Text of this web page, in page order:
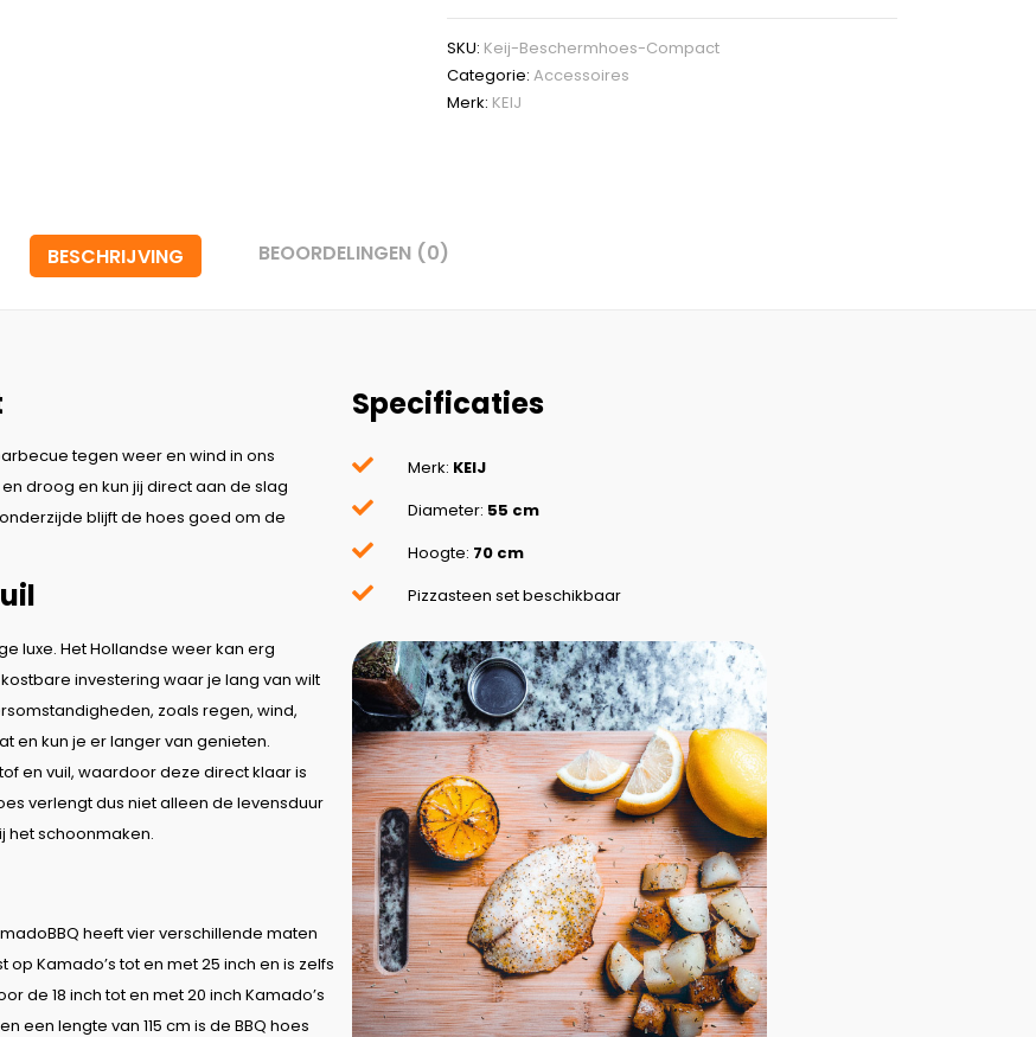
SKU: Keij-Beschermhoes-Compact
Categorie: Accessoires
Merk: KEIJ
BESCHRIJVING BEOORDELINGEN (0)
tegen weer en wind in ons
droog en kun jij direct aan de slag
blijft de hoes goed om de
luxe. Het Hollandse weer kan erg
investering waar je lang van wilt
zoals regen, wind,
en kun je er langer van genieten.
en vuil, waardoor deze direct klaar is
verlengt dus niet alleen de levensduur
het schoonmaken.
heeft vier verschillende maten
op Kamado’s tot en met 25 inch en is zelfs
de 18 inch tot en met 20 inch Kamado’s
een lengte van 115 cm is de BBQ hoes
Specificaties
Merk: KEIJ
Diameter: 55 cm
Hoogte: 70 cm
Pizzasteen set beschikbaar